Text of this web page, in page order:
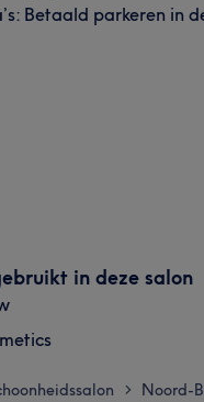
Betaald parkeren in
in deze salon
> Noord-